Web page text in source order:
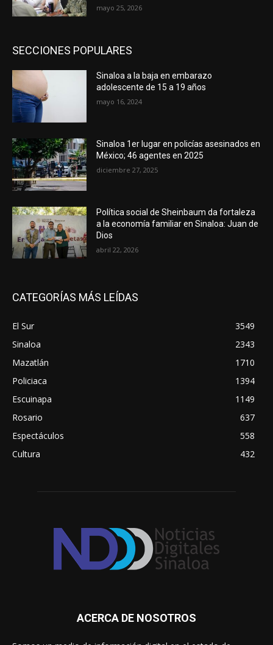
mayo 25, 2026
SECCIONES POPULARES
Sinaloa a la baja en embarazo
adolescente de 15 a 19 años
mayo 16, 2024
Sinaloa 1er lugar en policías asesinados en
México; 46 agentes en 2025
diciembre 27, 2025
Política social de Sheinbaum da fortaleza
a la economía familiar en Sinaloa: Juan de
Dios
abril 22, 2026
CATEGORÍAS MÁS LEÍDAS
El Sur
3549
Sinaloa
2343
Mazatlán
1710
Policiaca
1394
Escuinapa
1149
Rosario
637
Espectáculos
558
Cultura
432
ACERCA DE NOSOTROS